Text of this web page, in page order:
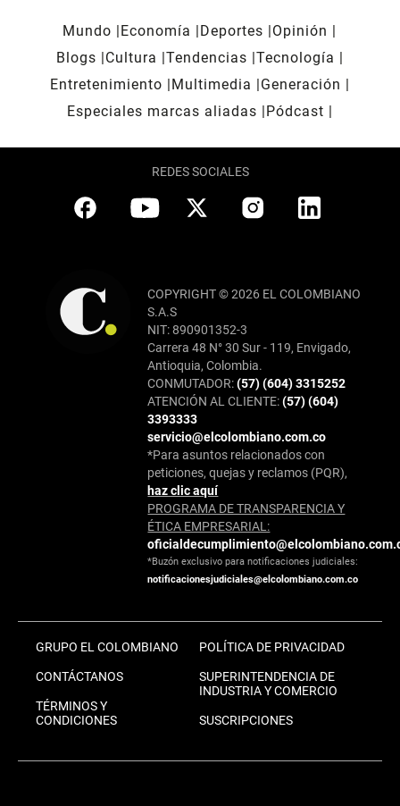
Mundo Economía Deportes
Opinión
Blogs
Cultura Tendencias Tecnología
Entretenimiento
Multimedia
Generación
Especiales marcas aliadas
Pódcast
REDES SOCIALES
COPYRIGHT © 2026 EL COLOMBIANO
S.A.S
NIT: 890901352-3
Carrera 48 N° 30 Sur - 119, Envigado,
Antioquia, Colombia.
CONMUTADOR:(57) (604) 3315252
ATENCIÓN AL CLIENTE:(57) (604)
3393333
servicio@elcolombiano.com.co
*Para asuntos relacionados con
peticiones, quejas y reclamos (PQR),
haz clic aquí
PROGRAMA DE TRANSPARENCIA Y
ÉTICA EMPRESARIAL:
*Buzón exclusivo para notificaciones judiciales:
notificacionesjudiciales@elcolombiano.com.co
GRUPO EL COLOMBIANO
CONTÁCTANOS
TÉRMINOS Y
CONDICIONES
POLÍTICA DE PRIVACIDAD
SUPERINTENDENCIA DE
INDUSTRIA Y COMERCIO
SUSCRIPCIONES